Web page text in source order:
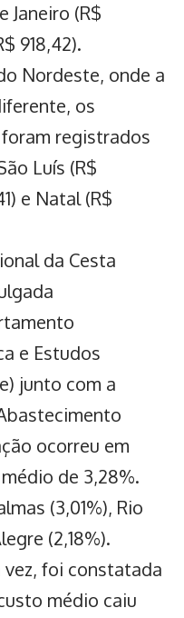
Janeiro (R$
918,42).
Nordeste, onde a
os
registrados
Luís (R$
e Natal (R$
da Cesta
e Estudos
junto com a
ocorreu em
de 3,28%.
(3,01%), Rio
(2,18%).
vez, foi constatada
médio caiu